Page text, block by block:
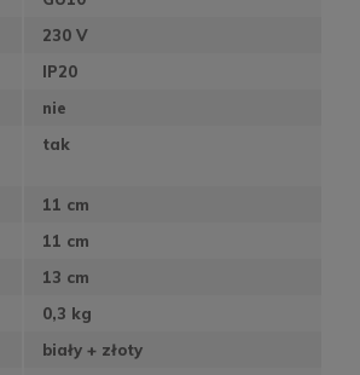
230 V
IP20
nie
tak
11 cm
11 cm
13 cm
0,3 kg
biały + złoty